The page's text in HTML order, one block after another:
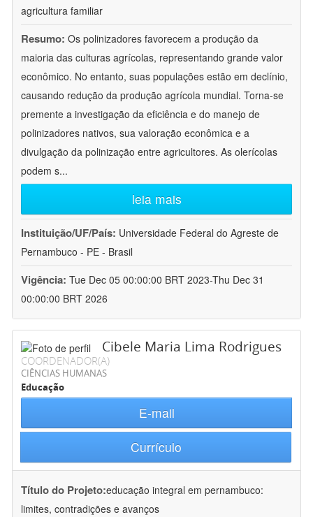
agricultura familiar
Resumo: Os polinizadores favorecem a produção da
maioria das culturas agrícolas, representando grande valor
econômico. No entanto, suas populações estão em declínio,
causando redução da produção agrícola mundial. Torna-se
premente a investigação da eficiência e do manejo de
polinizadores nativos, sua valoração econômica e a
divulgação da polinização entre agricultores. As olerícolas
podem s...
leia mais
Instituição/UF/País: Universidade Federal do Agreste de
Pernambuco - PE - Brasil
Vigência: Tue Dec 05 00:00:00 BRT 2023-Thu Dec 31
00:00:00 BRT 2026
Cibele Maria Lima Rodrigues
COORDENADOR(A)
CIÊNCIAS HUMANAS
Educação
E-mail
Currículo
Título do Projeto:educação integral em pernambuco:
limites, contradições e avanços